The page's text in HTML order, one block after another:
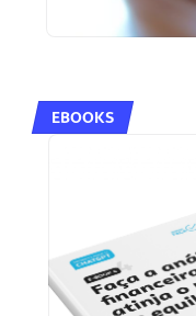
EBOOKS